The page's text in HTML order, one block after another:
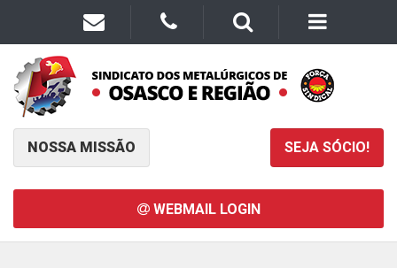
NOSSA MISSÃO SEJA SÓCIO!
WEBMAIL LOGIN